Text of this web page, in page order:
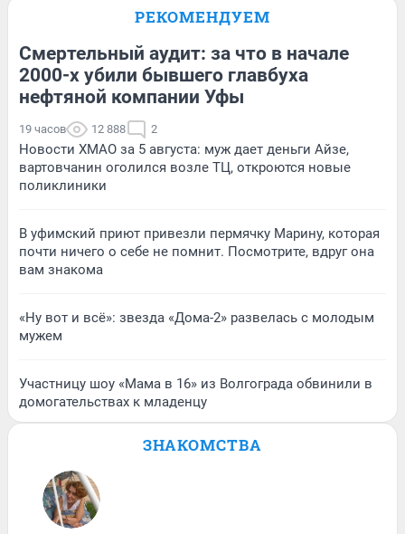
РЕКОМЕНДУЕМ
Смертельный аудит: за что в начале
2000-х убили бывшего главбуха
нефтяной компании Уфы
19 часов 12 888 2
Новости ХМАО за 5 августа: муж дает деньги Айзе,
вартовчанин оголился возле ТЦ, откроются новые
поликлиники
В уфимский приют привезли пермячку Марину, которая
почти ничего о себе не помнит. Посмотрите, вдруг она
вам знакома
«Ну вот и всё»: звезда «Дома-2» развелась с молодым
мужем
Участницу шоу «Мама в 16» из Волгограда обвинили в
домогательствах к младенцу
ЗНАКОМСТВА